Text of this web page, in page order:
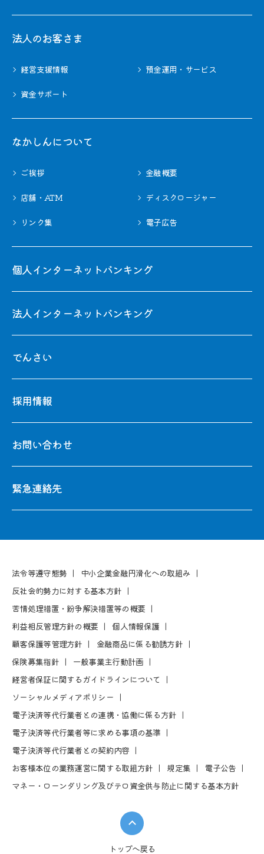
法⼈のお客さま
経営支援情報 預金運用・サービス
資金サポート
なかしんについて
ご挨拶 金融概要
店舗・ATM ディスクロージャー
リンク集 電子広告
個人インターネットバンキング
法人インターネットバンキング
でんさい
採用情報
お問い合わせ
緊急連絡先
法令等遵守態勢
中⼩企業⾦融円滑化への取組み
反社会的勢⼒に対する基本⽅針
苦情処理措置・紛争解決措置等の概要
利益相反管理⽅針の概要
個⼈情報保護
顧客保護等管理⽅針
⾦融商品に係る勧誘⽅針
保険募集指針
⼀般事業主⾏動計画
経営者保証に関するガイドラインについて
ソーシャルメディアポリシー
電⼦決済等代⾏業者との連携・協働に係る⽅針
電⼦決済等代⾏業者等に求める事項の基準
電⼦決済等代⾏業者との契約内容
お客様本位の業務運営に関する取組⽅針
規定集
電⼦公告
マネー・ローンダリング及びテロ資金供与防止に関する基本方針
トップへ戻る